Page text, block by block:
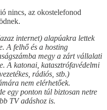
nincs, az okostelefonod
internet) alapúakra lettek
A felhő és a hosting
megy a zárt vállalati
A katonai, katasztrófavédelmi
rádiós, stb.)
nem elérhetőek.
egy ponton túl biztosan netre
TV adáshoz is.